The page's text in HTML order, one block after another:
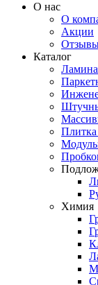
О нас
О
Акции
Каталог
Химия